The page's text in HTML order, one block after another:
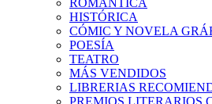
ROMÁNTICA
HISTÓRICA
CÓMIC Y NOVELA
POESÍA
TEATRO
MÁS VENDIDOS
LIBRERIAS
PREMIOS LITERARIOS